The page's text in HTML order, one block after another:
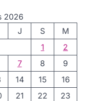
2026
J S
M
1
2
7 8
9
14 15
16
21 22
23